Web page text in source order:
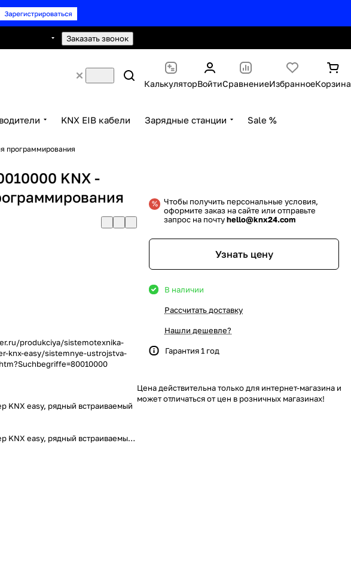
Заказать звонок
КалькуляторВойтиСравнениеИзбранноеКорзина
KNX EIB кабели Зарядные станции Sale %
программирования
KNX -
produkciya/sistemotexnika-
knx-easy/sistemnye-ustrojstva-
KNX easy, рядный встраиваемый
KNX easy, рядный встраиваемый
Чтобы получить персональные условия,
оформите заказ на сайте или отправьте
запрос на почтуhello@knx24.com
Узнать цену
В наличии
Рассчитать доставку
Нашли дешевле?
Гарантия 1 год
Цена действительна только для интернет-магазина и
может отличаться от цен в розничных магазинах!